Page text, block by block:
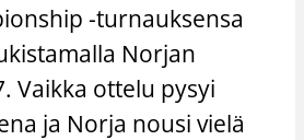
-turnauksensa
Norjan
Vaikka ottelu pysyi
ja Norja nousi vielä